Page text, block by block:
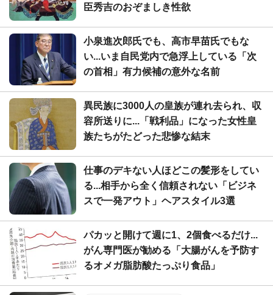
臣秀吉のおぞましき性欲
小泉進次郎氏でも、高市早苗氏でもな
い...いま自民党内で急浮上している「次
の首相」有力候補の意外な名前
異民族に3000人の皇族が連れ去られ、収
容所送りに...「戦利品」になった女性皇
族たちがたどった悲惨な結末
仕事のデキない人ほどこの髪形をしてい
る...相手から全く信頼されない「ビジネ
スで一発アウト」ヘアスタイル3選
パカッと開けて週に1、2個食べるだけ...
がん専門医が勧める「大腸がんを予防す
るオメガ脂肪酸たっぷり食品」